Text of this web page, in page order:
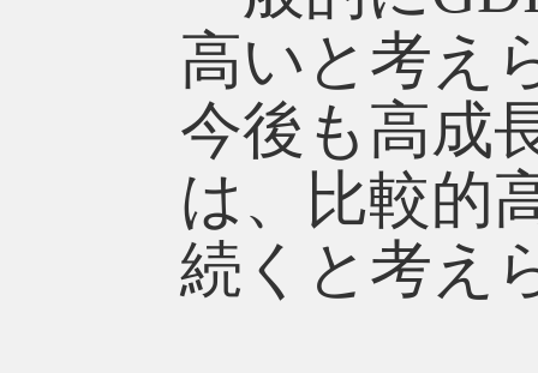
高いと考え
今後も高成
は、比較的
続くと考え